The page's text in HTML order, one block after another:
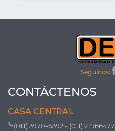
Seguinos:
CONTÁCTENOS
CASA CENTRAL
(011) 3970-6392 - (011) 21966477